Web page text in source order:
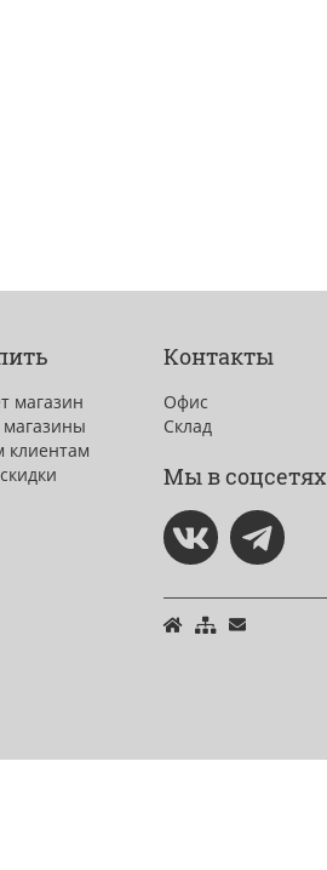
магазин
клиентам
Контакты
Офис
Склад
Мы в соцсетях